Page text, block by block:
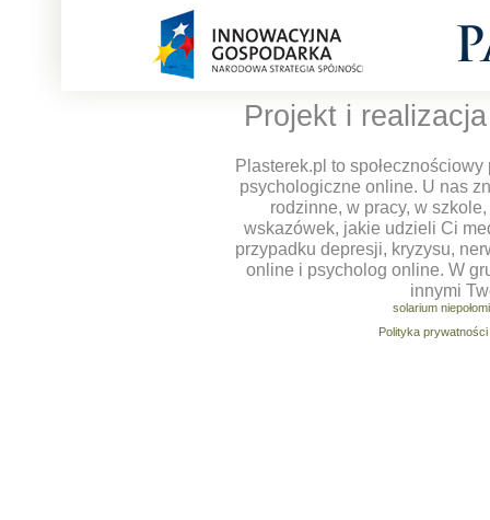
Projekt i
Plasterek.pl to
psychologiczne online. U nas
rodzinne, w pracy, w
wskazówek, jakie udzieli Ci
przypadku depresji, kryzysu,
online i psycholog online. W
innymi
solarium
Polityka prywatności